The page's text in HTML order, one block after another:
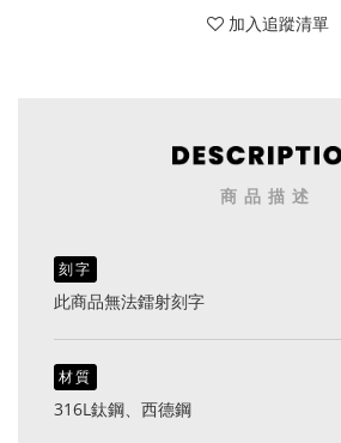
加入追蹤清單
商品描述
刻字
此商品無法鐳射刻字
材質
316L鈦鋼、西德鋼